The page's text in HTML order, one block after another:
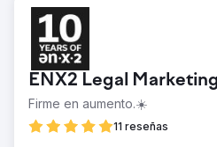
ENX2 Legal Marketing
Firme en aumento.☀️
11 reseñas